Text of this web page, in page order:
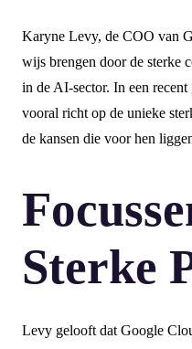
Karyne Levy, de COO van
wijs brengen door de sterke
in de AI-sector. In een recent
vooral richt op de unieke
de kansen die voor hen
Sterke
Levy gelooft dat Google